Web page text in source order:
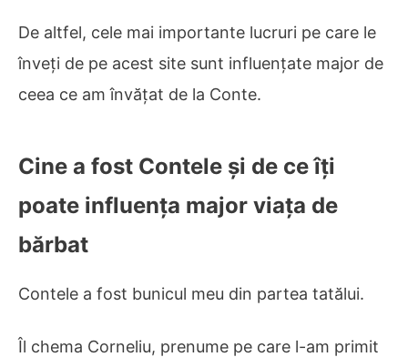
De altfel, cele mai importante lucruri pe care le
înveți de pe acest site sunt influențate major de
ceea ce am învățat de la Conte.
Cine a fost Contele și de ce îți
poate influența major viața de
bărbat
Contele a fost bunicul meu din partea tatălui.
Îl chema Corneliu, prenume pe care l-am primit